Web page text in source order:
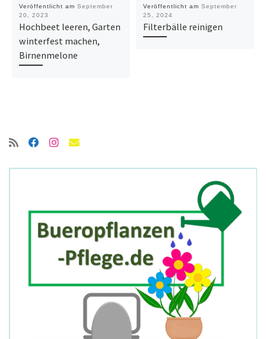
Veröffentlicht am September
20, 2023
Hochbeet leeren, Garten
winterfest machen,
Birnenmelone
Veröffentlicht am September
25, 2024
Filterbälle reinigen